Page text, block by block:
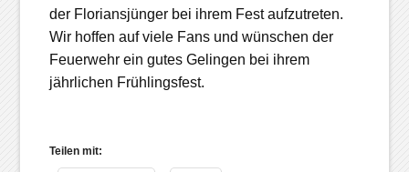
der Floriansjünger bei ihrem Fest aufzutreten.
Wir hoffen auf viele Fans und wünschen der
Feuerwehr ein gutes Gelingen bei ihrem
jährlichen Frühlingsfest.
Teilen mit: